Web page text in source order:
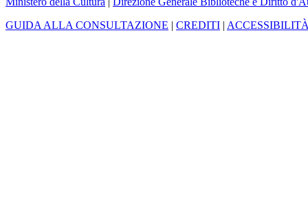
GUIDA ALLA CONSULTAZIONE | CREDITI |